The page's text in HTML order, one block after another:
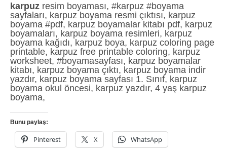
karpuz resim boyaması, #karpuz #boyama
sayfaları, karpuz boyama resmi çıktısı, karpuz
boyama #pdf, karpuz boyamalar kitabı pdf, karpuz
boyamaları, karpuz boyama resimleri, karpuz
boyama kağıdı, karpuz boya, karpuz coloring page
printable, karpuz free printable coloring, karpuz
worksheet, #boyamasayfası, karpuz boyamalar
kitabı, karpuz boyama çıktı, karpuz boyama indir
yazdır, karpuz boyama sayfası 1. Sınıf, karpuz
boyama okul öncesi, karpuz yazdır, 4 yaş karpuz
boyama,
Bunu paylaş:
Pinterest X WhatsApp